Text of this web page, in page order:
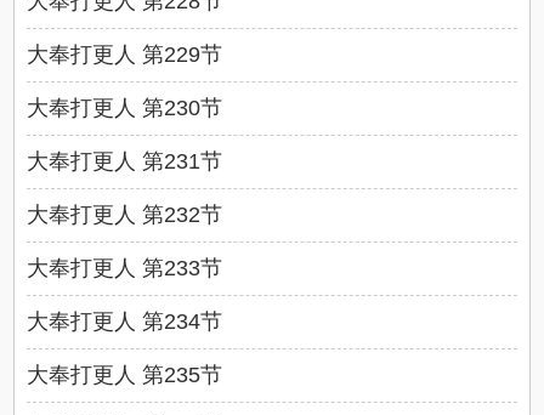
大奉打更人 第229节
大奉打更人 第230节
大奉打更人 第231节
大奉打更人 第232节
大奉打更人 第233节
大奉打更人 第234节
大奉打更人 第235节